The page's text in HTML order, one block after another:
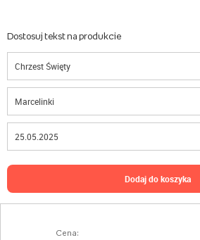
Cena:
Dostosuj tekst na produkcie
dodaj do koszyka